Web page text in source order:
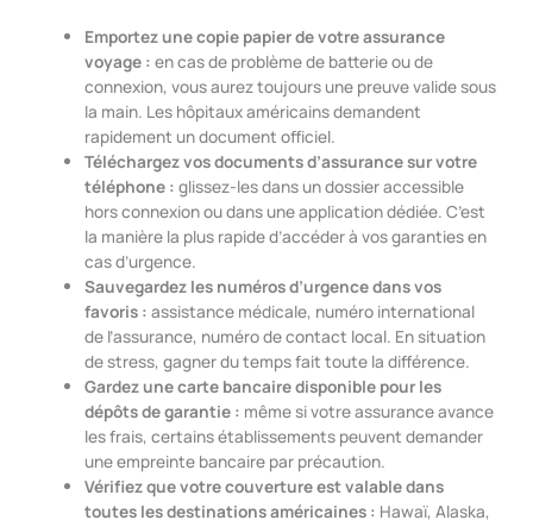
Emportez une copie papier de votre assurance
voyage :en cas de problème de batterie ou de
connexion, vous aurez toujours une preuve valide sous
la main. Les hôpitaux américains demandent
rapidement un document officiel.
Téléchargez vos documents d’assurance sur votre
téléphone : glissez-les dans un dossier accessible
hors connexion ou dans une application dédiée. C’est
la manière la plus rapide d’accéder à vos garanties en
cas d’urgence.
Sauvegardez les numéros d’urgence dans vos
favoris :assistance médicale, numéro international
de l’assurance, numéro de contact local. En situation
de stress, gagner du temps fait toute la différence.
Gardez une carte bancaire disponible pour les
dépôts de garantie : même si votre assurance avance
les frais, certains établissements peuvent demander
une empreinte bancaire par précaution.
Vérifiez que votre couverture est valable dans
toutes les destinations américaines : Hawaï, Alaska,